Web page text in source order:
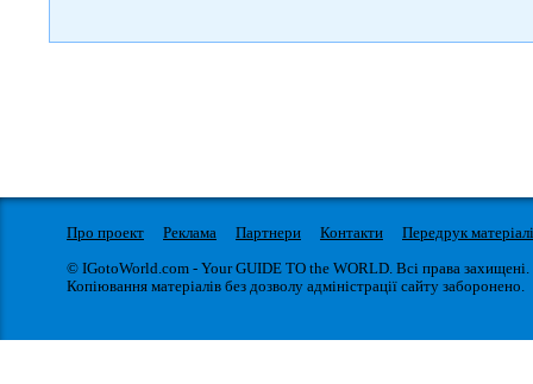
Про проект Реклама Партнери Контакти
Передрук
© IGotoWorld.com - Your GUIDE TO the WORLD. Всі права захищені.
Копіювання матеріалів без дозволу адміністрації сайту заборонено.